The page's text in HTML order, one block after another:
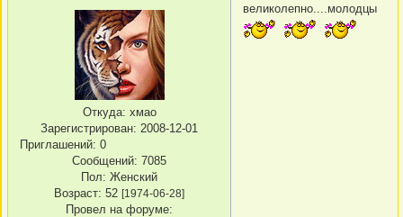
Откуда: хмао
Зарегистрирован: 2008-12-01
Приглашений: 0
Сообщений: 7085
Пол: Женский
Возраст: 52 [1974-06-28]
Провел на форуме:
великолепно....молодцы